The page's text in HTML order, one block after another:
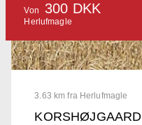
3.63 km fra Herlufmagle
KORSHØJGAARD
Von 300 DKK
Herlufmagle